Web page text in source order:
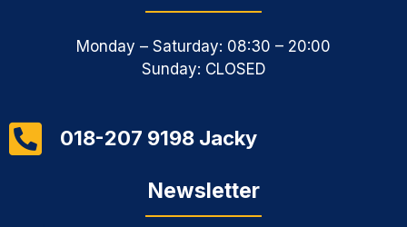
Monday – Saturday: 08:30 – 20:00
Sunday: CLOSED
018-207 9198 Jacky
Newsletter